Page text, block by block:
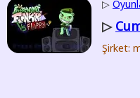
▷
▷
Şirket: